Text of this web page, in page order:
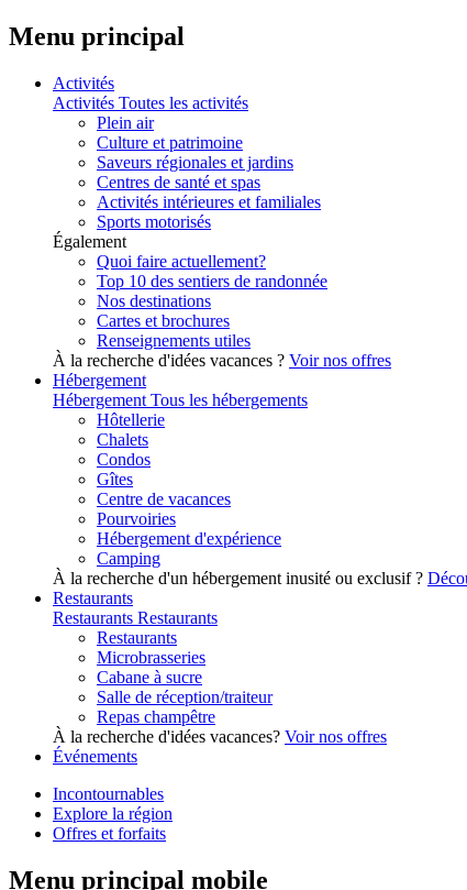
Menu principal
Activités
Activités Toutes les activités
Plein air
Culture et patrimoine
Saveurs régionales et jardins
Centres de santé et spas
Activités intérieures et familiales
Sports motorisés
Également
Quoi faire actuellement?
Top 10 des sentiers de randonnée
Nos destinations
Cartes et brochures
Renseignements utiles
À la recherche d'idées vacances ? Voir nos offres
Hébergement
Hébergement Tous les hébergements
Hôtellerie
Chalets
Condos
Gîtes
Centre de vacances
Pourvoiries
Hébergement d'expérience
Camping
À la recherche d'un hébergement inusité ou exclusif ?
Restaurants
Restaurants Restaurants
Restaurants
Microbrasseries
Cabane à sucre
Salle de réception/traiteur
Repas champêtre
À la recherche d'idées vacances? Voir nos offres
Événements
Incontournables
Explore la région
Offres et forfaits
Menu principal mobile